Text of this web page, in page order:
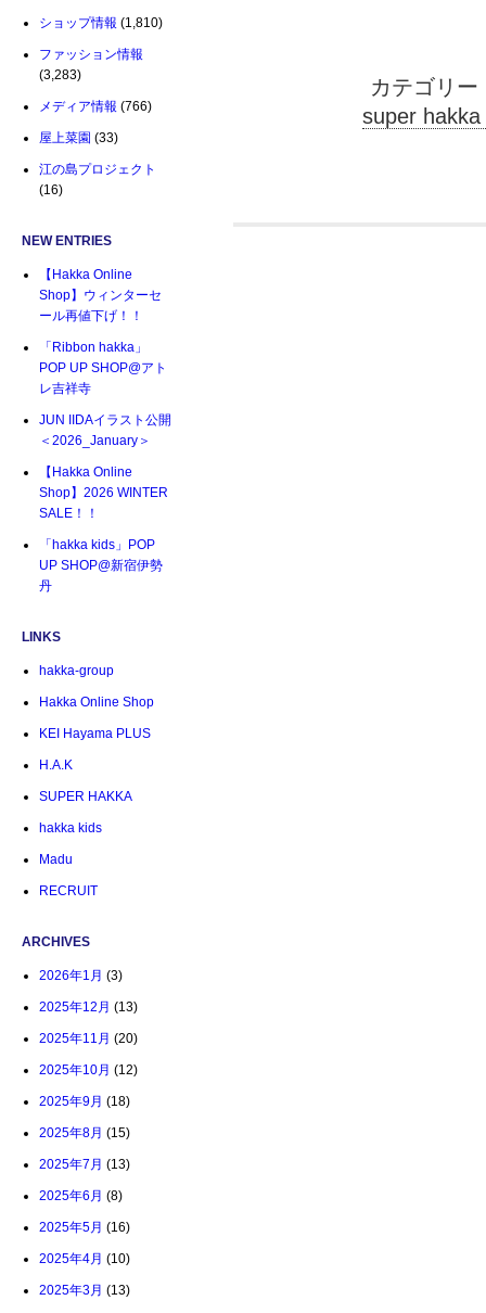
ショップ情報 (1,810)
ファッション情報
(3,283)
メディア情報 (766)
屋上菜園 (33)
江の島プロジェクト
(16)
NEW ENTRIES
【Hakka Online
Shop】ウィンターセ
ール再値下げ！！
「Ribbon hakka」
POP UP SHOP@アト
レ吉祥寺
JUN IIDAイラスト公開
＜2026_January＞
【Hakka Online
Shop】2026 WINTER
SALE！！
「hakka kids」POP
UP SHOP@新宿伊勢
丹
LINKS
hakka-group
Hakka Online Shop
KEI Hayama PLUS
H.A.K
SUPER HAKKA
hakka kids
Madu
RECRUIT
ARCHIVES
2026年1月 (3)
2025年12月 (13)
2025年11月 (20)
2025年10月 (12)
2025年9月 (18)
2025年8月 (15)
2025年7月 (13)
2025年6月 (8)
2025年5月 (16)
2025年4月 (10)
2025年3月 (13)
カテゴリー
super hakka